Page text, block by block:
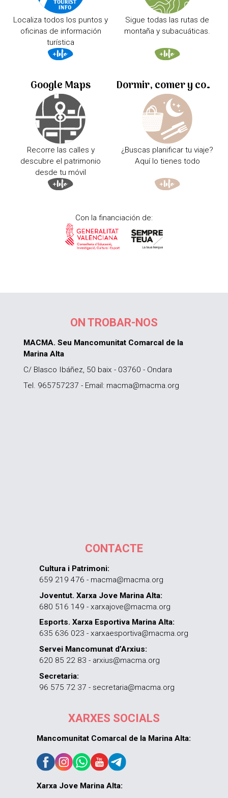
Localiza todos los puntos y
oficinas de información
turística
Sigue todas las rutas de
montaña y subacuáticas.
Google Maps
Recorre las calles y
descubre el patrimonio
desde tu móvil
Dormir, comer y comprar
¿Buscas planificar tu viaje?
Aquí lo tienes todo
Con la financiación de:
ON TROBAR-NOS
MACMA. Seu Mancomunitat Comarcal de la
Marina Alta
C/ Blasco Ibáñez, 50 baix - 03760 - Ondara
Tel. 965757237 - Email: macma@macma.org
CONTACTE
Cultura i Patrimoni:
659 219 476 - macma@macma.org
Joventut. Xarxa Jove Marina Alta:
680 516 149 - xarxajove@macma.org
Esports. Xarxa Esportiva Marina Alta:
635 636 023 - xarxaesportiva@macma.org
Servei Mancomunat d’Arxius:
620 85 22 83 - arxius@macma.org
Secretaria:
96 575 72 37 - secretaria@macma.org
XARXES SOCIALS
Mancomunitat Comarcal de la Marina Alta:
Xarxa Jove Marina Alta: